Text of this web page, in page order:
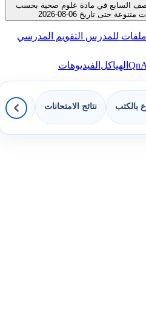
السابع في مادة علوم صحية بحسب
حتى تاريخ 06-08-2026
للمدرسالتقويم المدرسي
الهياكلالفيديوهات
نتائج الامتحانات كويزات